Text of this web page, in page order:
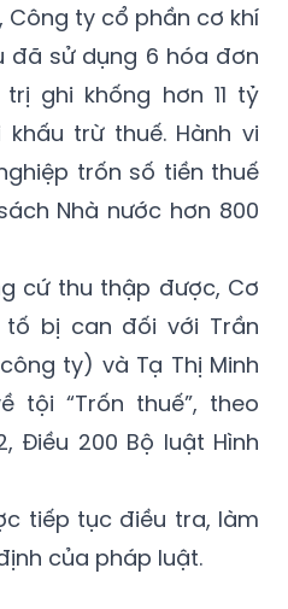
Công ty cổ phần cơ khí
đã sử dụng 6 hóa đơn
ghi khống hơn 11 tỷ
trừ thuế. Hành vi
trốn số tiền thuế
Nhà nước hơn 800
cứ thu thập được, Cơ
tố bị can đối với Trần
ty) và Tạ Thị Minh
tội “Trốn thuế”, theo
Điều 200 Bộ luật Hình
tiếp tục điều tra, làm
của pháp luật.